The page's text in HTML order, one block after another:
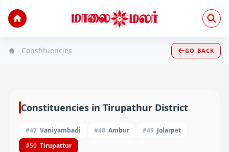
Constituencies GO BACK
Constituencies in Tirupathur District
#47 Vaniyambadi #48 Ambur #49 Jolarpet
#50 Tirupattur